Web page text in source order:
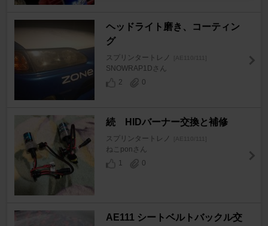
ヘッドライト磨き、コーティン
グ
スプリンタートレノ [AE110/111]
SNOWRAP1Dさん
2
0
続 HIDバーナー交換と補修
スプリンタートレノ [AE110/111]
ねこponさん
1
0
AE111 シートベルトバックル交